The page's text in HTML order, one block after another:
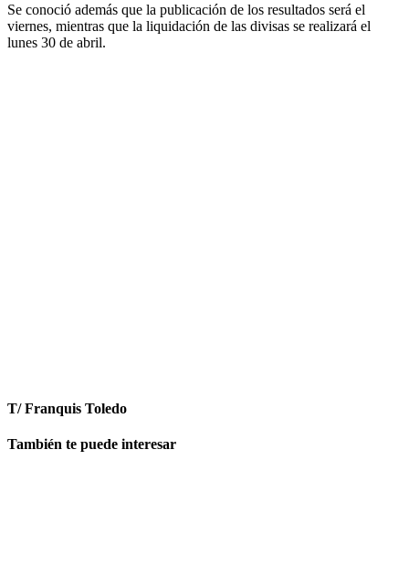
Se conoció además que la publicación de los resultados será el
viernes, mientras que la liquidación de las divisas se realizará el
lunes 30 de abril.
T/ Franquis Toledo
También te puede interesar